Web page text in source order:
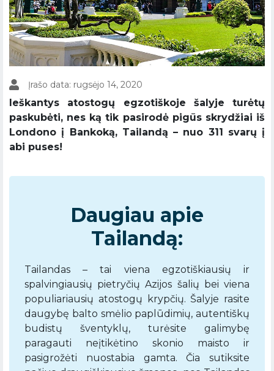
Įrašo data: rugsėjo 14, 2020
Ieškantys atostogų egzotiškoje šalyje turėtų
paskubėti, nes ką tik pasirodė pigūs skrydžiai iš
Londono į Bankoką, Tailandą – nuo 311 svarų į
abi puses!
Daugiau apie
Tailandą:
Tailandas – tai viena egzotiškiausių ir
spalvingiausių pietryčių Azijos šalių bei viena
populiariausių atostogų krypčių. Šalyje rasite
daugybę balto smėlio paplūdimių, autentiškų
budistų šventyklų, turėsite galimybę
paragauti neįtikėtino skonio maisto ir
pasigrožėti nuostabia gamta. Čia sutiksite